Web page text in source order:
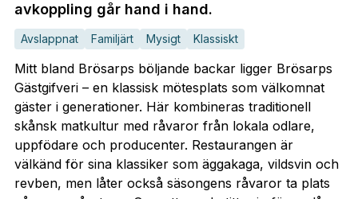
avkoppling går hand i hand.
Avslappnat Familjärt Mysigt Klassiskt
Mitt bland Brösarps böljande backar ligger Brösarps
Gästgifveri – en klassisk mötesplats som välkomnat
gäster i generationer. Här kombineras traditionell
skånsk matkultur med råvaror från lokala odlare,
uppfödare och producenter. Restaurangen är
välkänd för sina klassiker som äggakaga, vildsvin och
revben, men låter också säsongens råvaror ta plats